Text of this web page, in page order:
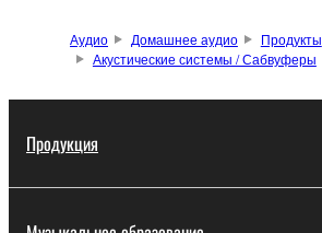
Аудио Домашнее аудио
Продукты
Акустические системы / Сабвуферы
Продукция